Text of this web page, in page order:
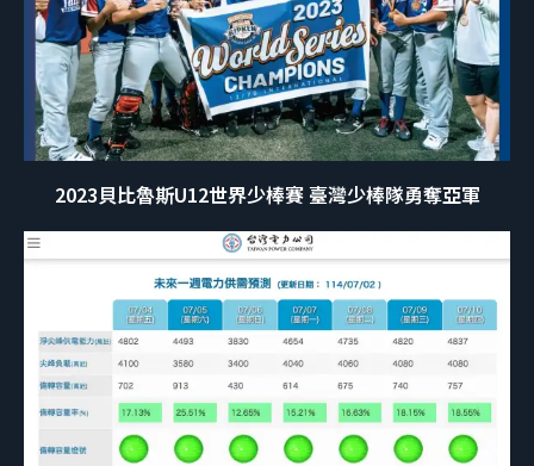
2023貝比魯斯U12世界少棒賽 臺灣少棒隊勇奪亞軍